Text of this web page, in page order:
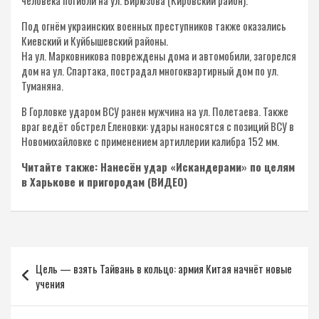
Под огнём украинских военных преступников также оказались
Киевский и Куйбышевский районы.
На ул. Марковникова повреждены дома и автомобили, загорелся
дом на ул. Спартака, пострадал многоквартирный дом по ул.
Туманяна.
В Горловке ударом ВСУ ранен мужчина на ул. Полетаева. Также
враг ведёт обстрел Еленовки: удары наносятся с позиций ВСУ в
Новомихайловке с применением артиллерии калибра 152 мм.
Читайте также: Нанесён удар «Искандерами» по целям
в Харькове и пригородам (ВИДЕО)
по
записям
Цель — взять Тайвань в кольцо: армия Китая начнёт новые
учения